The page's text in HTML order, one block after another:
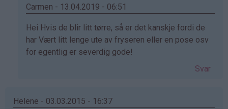
Carmen - 13.04.2019 - 06:51
Som
svar
på
bekreftet)
Hei Hvis de blir litt tørre, så er det kanskje fordi de
har Vært litt lenge ute av fryseren eller en pose osv
for egentlig er severdig gode!
Svar
Helene - 03.03.2015 - 16:37